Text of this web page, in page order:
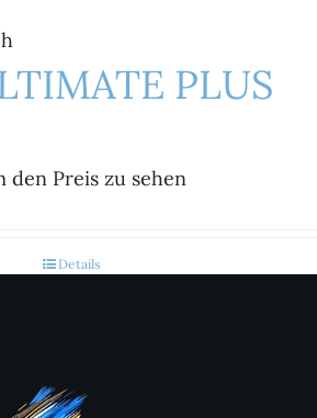
PLUS
den Preis zu sehen
Details